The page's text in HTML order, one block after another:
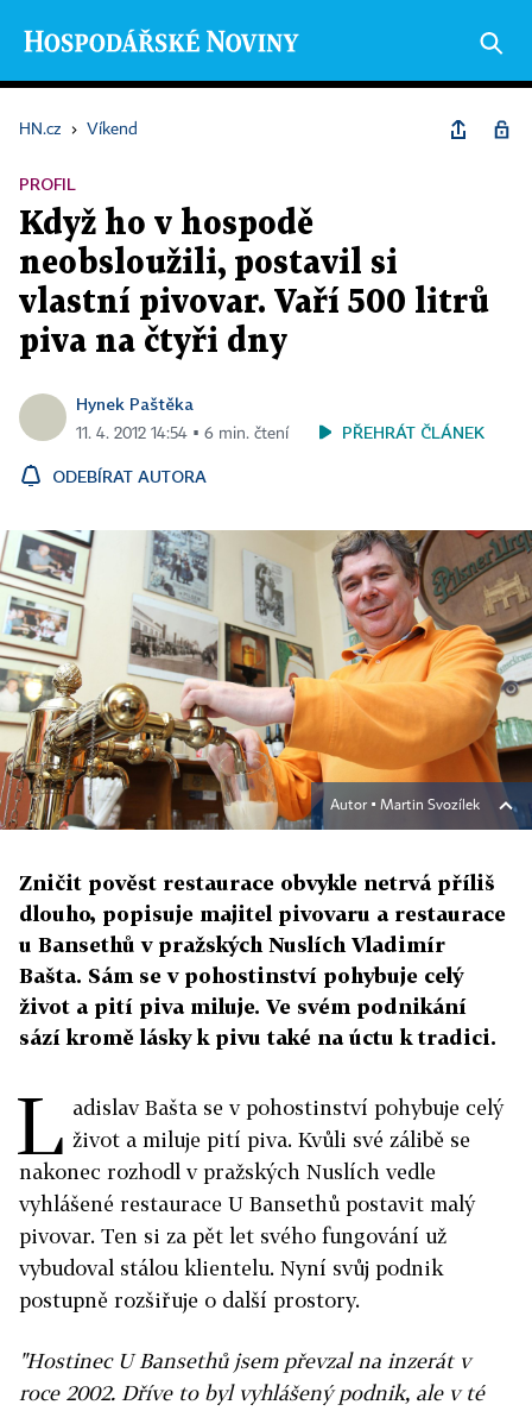
HN.cz › Víkend
PROFIL
Když ho v hospodě
neobsloužili, postavil si
vlastní pivovar. Vaří 500 litrů
piva na čtyři dny
Hynek Paštěka
11. 4. 2012 14:54 ▪ 6 min. čtení PŘEHRÁT ČLÁNEK
ODEBÍRAT AUTORA
Autor ▪ Martin Svozílek
Zničit pověst restaurace obvykle netrvá příliš
dlouho, popisuje majitel pivovaru a restaurace
u Bansethů v pražských Nuslích Vladimír
Bašta. Sám se v pohostinství pohybuje celý
život a pití piva miluje. Ve svém podnikání
sází kromě lásky k pivu také na úctu k tradici.
L adislav Bašta se v pohostinství pohybuje celý
život a miluje pití piva. Kvůli své zálibě se
nakonec rozhodl v pražských Nuslích vedle
vyhlášené restaurace U Bansethů postavit malý
pivovar. Ten si za pět let svého fungování už
vybudoval stálou klientelu. Nyní svůj podnik
postupně rozšiřuje o další prostory.
"Hostinec U Bansethů jsem převzal na inzerát v
roce 2002. Dříve to byl vyhlášený podnik, ale v té